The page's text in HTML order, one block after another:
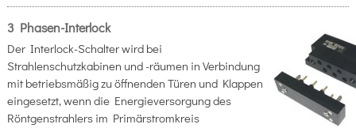
3 Phasen-Interlock
Der Interlock-Schalter wird bei
Strahlenschutzkabinen und -räumen in Verbindung
mit betriebsmäßig zu öffnenden Türen und Klappen
eingesetzt, wenn die Energieversorgung des
Röntgenstrahlers im Primärstromkreis